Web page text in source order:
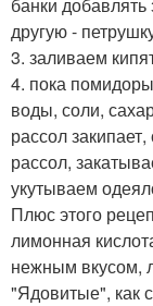
другую -
3. заливаем
4. пока
воды, соли,
рассол
рассол,
укутываем
Плюс этого
лимонная
нежным вкусом,
"Ядовитые", как